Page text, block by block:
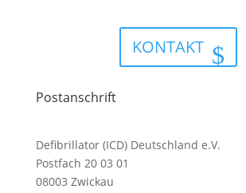
KONTAKT
Postanschrift
Defibrillator (ICD) Deutschland e.V.
Postfach 20 03 01
08003 Zwickau